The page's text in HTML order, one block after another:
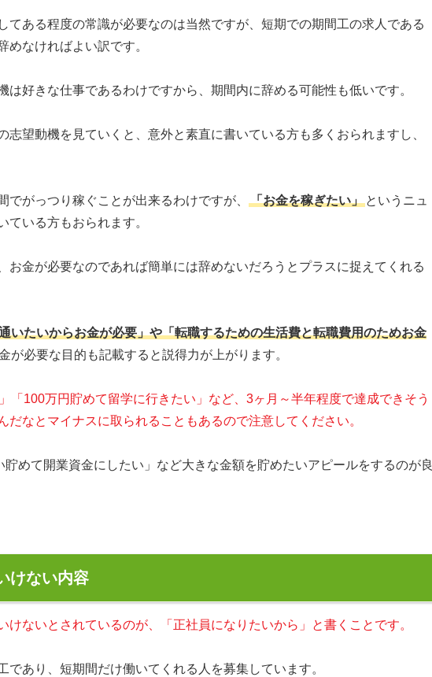
てある程度の常識が必要なのは当然ですが、短期での期間工の求人である
めなければよい訳です。
は好きな仕事であるわけですから、期間内に辞める可能性も低いです。
志望動機を見ていくと、意外と素直に書いている方も多くおられますし、
でがっつり稼ぐことが出来るわけですが、 「お金を稼ぎたい」 というニュ
ている方もおられます。
お金が必要なのであれば簡単には辞めないだろうとプラスに捉えてくれる
いたいからお金が必要」や「転職するための生活費と転職費用のためお金
が必要な目的も記載すると説得力が上がります。
「100万円貯めて留学に行きたい」など、3ヶ月～半年程度で達成できそう
だなとマイナスに取られることもあるので注意してください。
めて開業資金にしたい」など大きな金額を貯めたいアピールをするのが良
けない内容
けないとされているのが、「正社員になりたいから」と書くことです。
であり、短期間だけ働いてくれる人を募集しています。